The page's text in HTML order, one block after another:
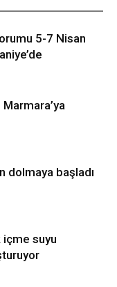
5-7 Nisan
dolmaya başladı
içme suyu